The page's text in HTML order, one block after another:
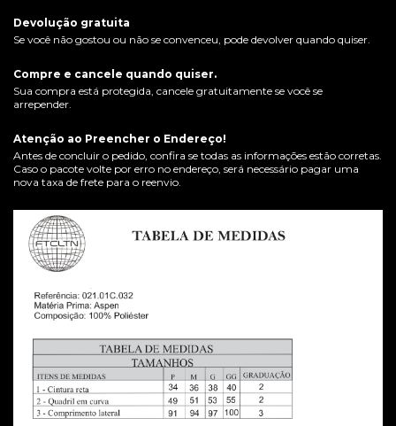
Devolução gratuita
Se você não gostou ou não se convenceu, pode devolver quando quiser.
Compre e cancele quando quiser.
Sua compra está protegida, cancele gratuitamente se você se
arrepender.
Atenção ao Preencher o Endereço!
Antes de concluir o pedido, confira se todas as informações estão corretas.
Caso o pacote volte por erro no endereço, será necessário pagar uma
nova taxa de frete para o reenvio.